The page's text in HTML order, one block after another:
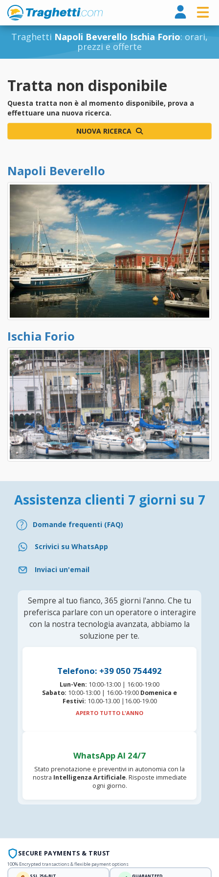
Traghetti Napoli Beverello Ischia Forio: orari,
prezzi e offerte
Tratta non disponibile
Questa tratta non è al momento disponibile, prova a
effettuare una nuova ricerca.
NUOVA RICERCA
Napoli Beverello
Ischia Forio
Assistenza clienti 7 giorni su 7
Domande frequenti (FAQ)
Scrivici su WhatsApp
Inviaci un'email
Sempre al tuo fianco, 365 giorni l'anno. Che tu
preferisca parlare con un operatore o interagire
con la nostra tecnologia avanzata, abbiamo la
soluzione per te.
Telefono: +39 050 754492
Lun-Ven: 10:00-13:00 | 16:00-19:00
Sabato: 10:00-13:00 | 16:00-19:00 Domenica e
Festivi: 10.00-13.00 |16.00-19.00
APERTO TUTTO L'ANNO
WhatsApp AI 24/7
Stato prenotazione e preventivi in autonomia con la
nostra Intelligenza Artificiale. Risposte immediate
ogni giorno.
SECURE PAYMENTS & TRUST
100% Encrypted transactions & flexible payment options
SSL 256-BIT GUARANTEED